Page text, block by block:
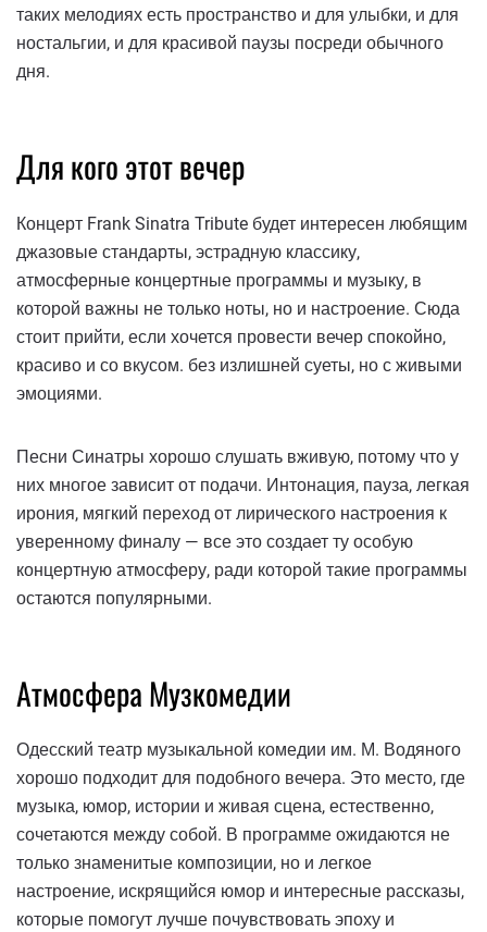
таких мелодиях есть пространство и для улыбки, и для
ностальгии, и для красивой паузы посреди обычного
дня.
Для кого этот вечер
Концерт Frank Sinatra Tribute будет интересен любящим
джазовые стандарты, эстрадную классику,
атмосферные концертные программы и музыку, в
которой важны не только ноты, но и настроение. Сюда
стоит прийти, если хочется провести вечер спокойно,
красиво и со вкусом. без излишней суеты, но с живыми
эмоциями.
Песни Синатры хорошо слушать вживую, потому что у
них многое зависит от подачи. Интонация, пауза, легкая
ирония, мягкий переход от лирического настроения к
уверенному финалу — все это создает ту особую
концертную атмосферу, ради которой такие программы
остаются популярными.
Атмосфера Музкомедии
Одесский театр музыкальной комедии им. М. Водяного
хорошо подходит для подобного вечера. Это место, где
музыка, юмор, истории и живая сцена, естественно,
сочетаются между собой. В программе ожидаются не
только знаменитые композиции, но и легкое
настроение, искрящийся юмор и интересные рассказы,
которые помогут лучше почувствовать эпоху и